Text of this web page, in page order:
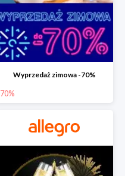
Wyprzedaż zimowa -70%
70%